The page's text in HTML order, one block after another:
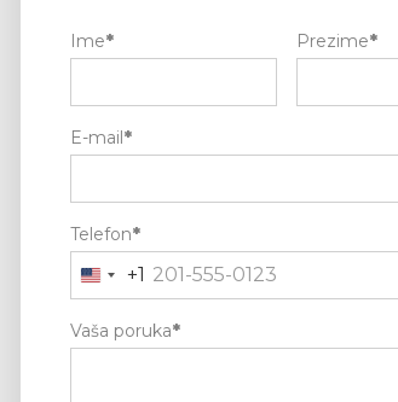
Ime* Prezime*
E-mail*
Telefon*
+1
Vaša poruka*